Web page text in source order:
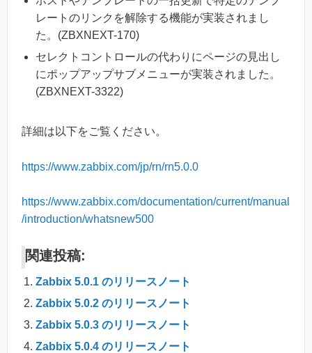
レートのリンクを解除する機能が実装されまし
た。(ZBXNEXT-170)
セレクトコントロールの代わりにページの見出し
にポップアップサブメニューが実装されました。
(ZBXNEXT-3322)
詳細は以下をご覧ください。
https://www.zabbix.com/jp/rn/rn5.0.0
https://www.zabbix.com/documentation/current/manual
/introduction/whatsnew500
関連投稿:
Zabbix 5.0.1 のリリースノート
Zabbix 5.0.2 のリリースノート
Zabbix 5.0.3 のリリースノート
Zabbix 5.0.4 のリリースノート